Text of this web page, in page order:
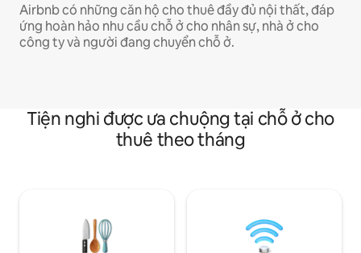
Airbnb có những căn hộ cho thuê đầy đủ nội thất, đáp
ứng hoàn hảo nhu cầu chỗ ở cho nhân sự, nhà ở cho
công ty và người đang chuyển chỗ ở.
Tiện nghi được ưa chuộng tại chỗ ở cho
thuê theo tháng